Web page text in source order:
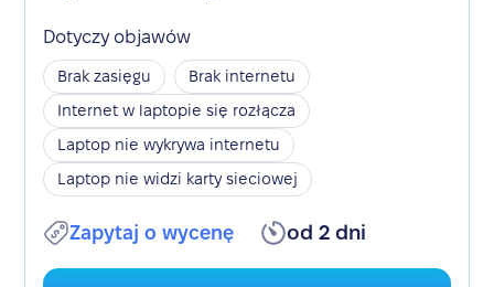
Dotyczy objawów
Brak zasięgu
Brak internetu
Internet w laptopie się rozłącza
Laptop nie wykrywa internetu
Laptop nie widzi karty sieciowej
Zapytaj o wycenę od 2 dni